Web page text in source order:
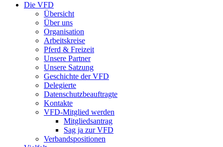
Die VFD
Übersicht
Über uns
Organisation
Arbeitskreise
Pferd & Freizeit
Unsere Partner
Unsere Satzung
Geschichte der VFD
Delegierte
Datenschutzbeauftragte
Kontakte
VFD-Mitglied werden
Mitgliedsantrag
Sag ja zur VFD
Verbandspositionen